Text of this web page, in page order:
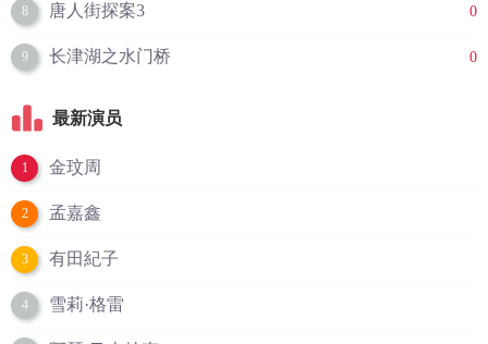
8 唐人街探案3 0
9 长津湖之水门桥 0
最新演员
1 金玟周
2 孟嘉鑫
3 有田紀子
4 雪莉·格雷